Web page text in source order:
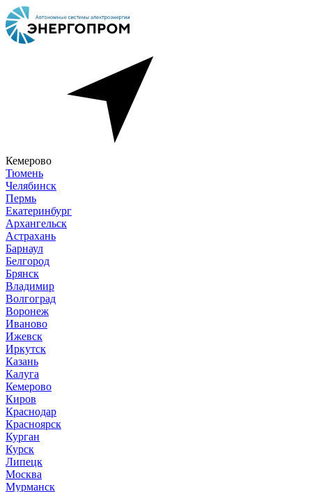
Кемерово
Тюмень
Челябинск
Пермь
Екатеринбург
Архангельск
Астрахань
Барнаул
Белгород
Брянск
Владимир
Волгоград
Воронеж
Иваново
Ижевск
Иркутск
Казань
Калуга
Кемерово
Киров
Краснодар
Красноярск
Курган
Курск
Липецк
Москва
Мурманск